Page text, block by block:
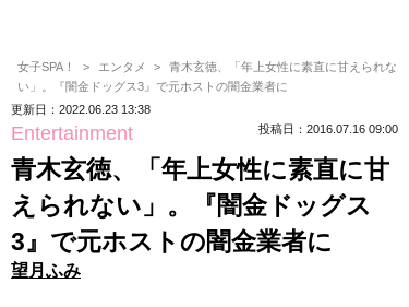
女子SPA！ エンタメ
青木玄徳、「年上女性に素直に甘えられな
い」。『闇金ドッグス3』で元ホストの闇金業者に
更新日：2022.06.23 13:38
Entertainment 投稿日：2016.07.16 09:00
青木玄徳、「年上女性に素直に甘
えられない」。『闇金ドッグス
3』で元ホストの闇金業者に
望月ふみ